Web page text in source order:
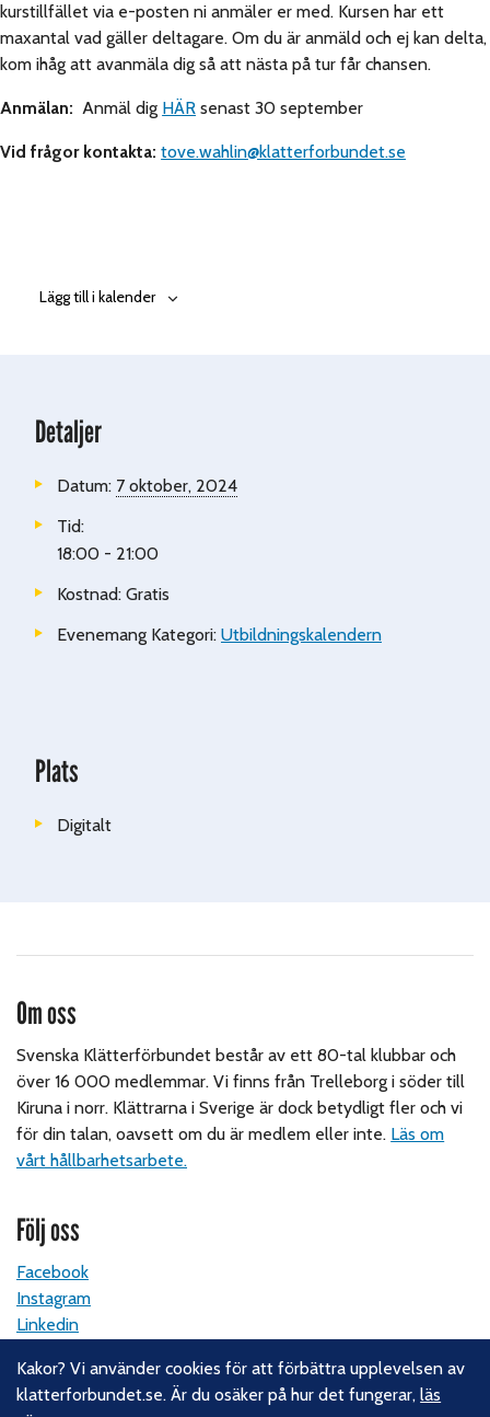
kurstillfället via e-posten ni anmäler er med. Kursen har ett
maxantal vad gäller deltagare. Om du är anmäld och ej kan delta,
kom ihåg att avanmäla dig så att nästa på tur får chansen.
Anmälan: Anmäl dig HÄR senast 30 september
Vid frågor kontakta: tove.wahlin@klatterforbundet.se
Lägg till i kalender
Detaljer
Datum: 7 oktober, 2024
Tid:
18:00 - 21:00
Kostnad: Gratis
Evenemang Kategori: Utbildningskalendern
Plats
Digitalt
Om oss
Svenska Klätterförbundet består av ett 80-tal klubbar och
över 16 000 medlemmar. Vi finns från Trelleborg i söder till
Kiruna i norr. Klättrarna i Sverige är dock betydligt fler och vi
för din talan, oavsett om du är medlem eller inte. Läs om
vårt hållbarhetsarbete.
Följ oss
Facebook
Instagram
Linkedin
Kakor? Vi använder cookies för att förbättra upplevelsen av
klatterforbundet.se. Är du osäker på hur det fungerar,läs